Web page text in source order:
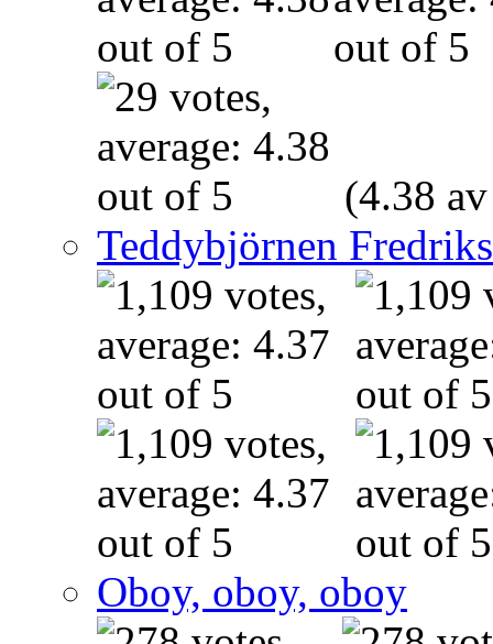
(4.38
Teddybjörnen
Oboy, oboy, oboy